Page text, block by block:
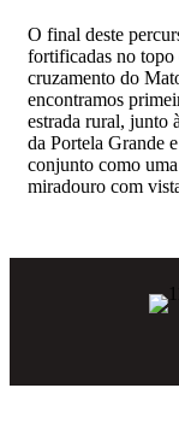
O final deste
fortificadas no
cruzamento do
encontramos
estrada rural, junto
da Portela Grande
conjunto como
miradouro com